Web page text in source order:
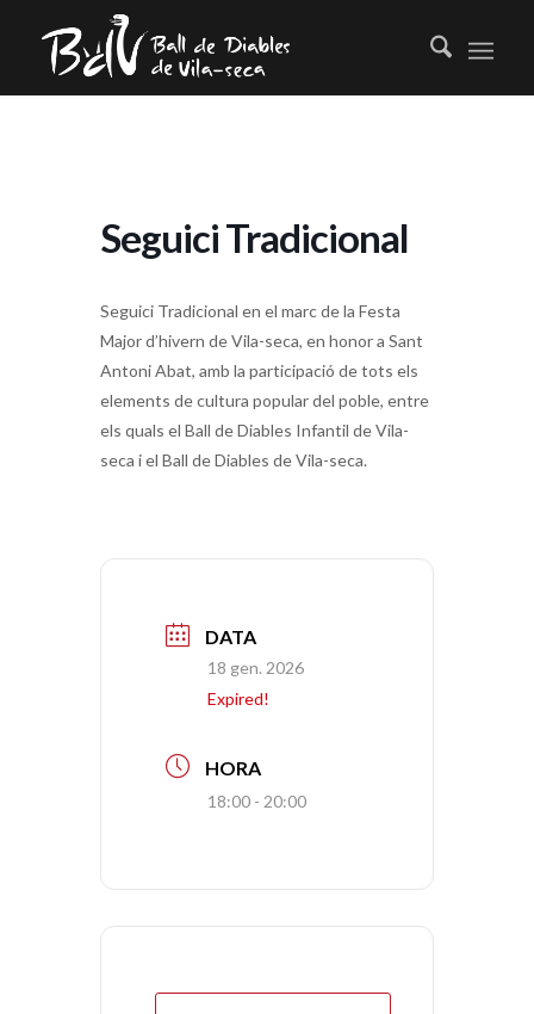
Seguici Tradicional
Seguici Tradicional en el marc de la Festa
Major d’hivern de Vila-seca, en honor a Sant
Antoni Abat, amb la participació de tots els
elements de cultura popular del poble, entre
els quals el Ball de Diables Infantil de Vila-
seca i el Ball de Diables de Vila-seca.
DATA
18 gen. 2026
Expired!
HORA
18:00 - 20:00